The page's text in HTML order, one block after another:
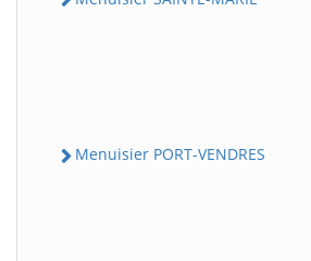
Menuisier PORT-VENDRES